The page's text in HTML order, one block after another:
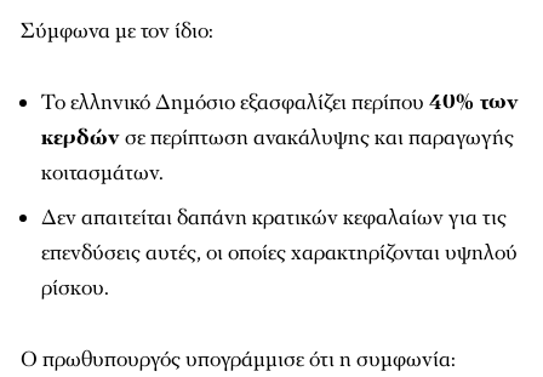
Σύμφωνα με τον ίδιο:
Το ελληνικό Δημόσιο εξασφαλίζει περίπου 40% των
κερδώνσε περίπτωση ανακάλυψης και παραγωγής
κοιτασμάτων.
Δεν απαιτείται δαπάνη κρατικών κεφαλαίων για τις
επενδύσεις αυτές, οι οποίες χαρακτηρίζονται υψηλού
ρίσκου.
Ο πρωθυπουργός υπογράμμισε ότι η συμφωνία: